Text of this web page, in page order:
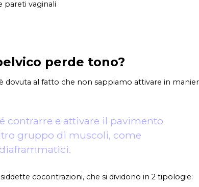
pareti vaginali
perde tono?
dovuta al fatto che non sappiamo attivare in
contrarre e attivare il pavimento
gruppo di muscoli, come
cocontrazioni, che si dividono in 2 tipologie: